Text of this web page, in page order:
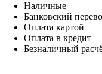
Наличные
Банковский
Оплата картой
Оплата в кредит
Безналичный